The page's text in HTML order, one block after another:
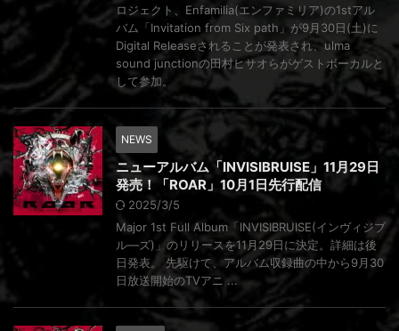
ロジェクト、Enfamilia(エンファミリア)の1stアル
バム「Invitation from Six path」が9月30日(土)に
Digital Releaseされることが発表され、ulma
sound junctionの田村ヒサオらがゲストボーカルと
して参加。
NEWS
ニューアルバム「INVISIBRUISE」11月29日
発売！「ROAR」10月1日先行配信
2025/3/5
Major 1st Full Album「INVISIBRUISE(インヴィジブ
ル―ズ)」のリリースを11月29日に決定。詳細は後
日発表。 先駆けて、アルバム収録曲の中から9月30
日放送開始のTVアニ ...